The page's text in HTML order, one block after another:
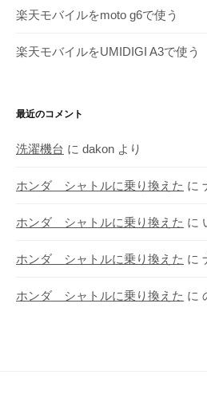
楽天モバイルをmoto g6で使う
楽天モバイルをUMIDIGI A3で使う
最近のコメント
洗濯機台 に dakon より
ホンダ シャトルに乗り換えた に
ホンダ シャトルに乗り換えた に
ホンダ シャトルに乗り換えた に
ホンダ シャトルに乗り換えた に